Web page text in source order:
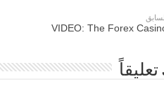
VIDEO: The Forex
تعليقاً